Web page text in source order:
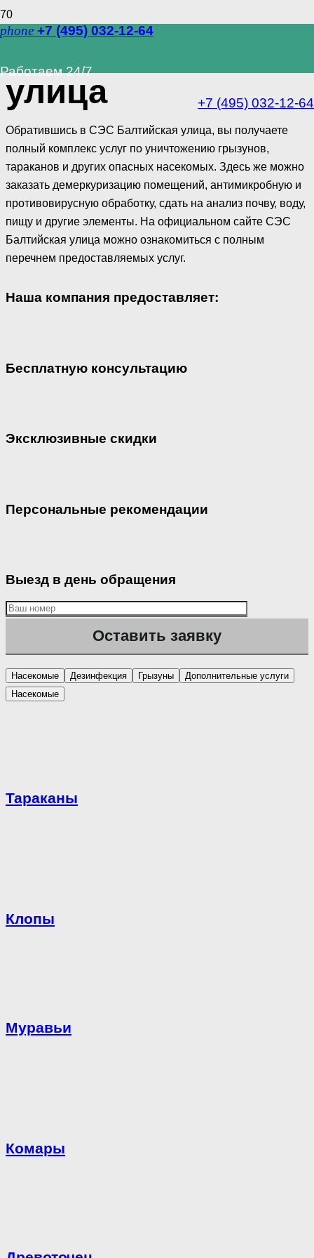
phone +7 (495) 032-12-64
Работаем 24/7
+7 (495) 032-12-64
улица
Обратившись в СЭС Балтийская улица, вы получаете
полный комплекс услуг по уничтожению грызунов,
тараканов и других опасных насекомых. Здесь же можно
заказать демеркуризацию помещений, антимикробную и
противовирусную обработку, сдать на анализ почву, воду,
пищу и другие элементы. На официальном сайте СЭС
Балтийская улица можно ознакомиться с полным
перечнем предоставляемых услуг.
Наша компания предоставляет:
Бесплатную консультацию
Эксклюзивные скидки
Персональные рекомендации
Выезд в день обращения
Насекомые Дезинфекция Грызуны
Дополнительные услуги
Насекомые
Тараканы
Клопы
Муравьи
Комары